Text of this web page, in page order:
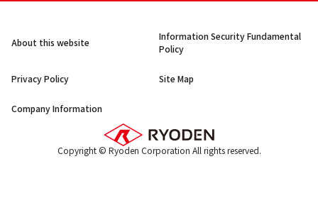
About this website
Information Security Fundamental
Policy
Privacy Policy Site Map
Company Information
Copyright © Ryoden Corporation All rights reserved.